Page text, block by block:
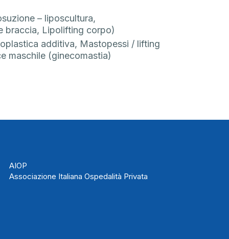
– liposcultura,
braccia, Lipolifting corpo)
additiva, Mastopessi / lifting
maschile (ginecomastia)
AIOP
Associazione Italiana Ospedalità Privata